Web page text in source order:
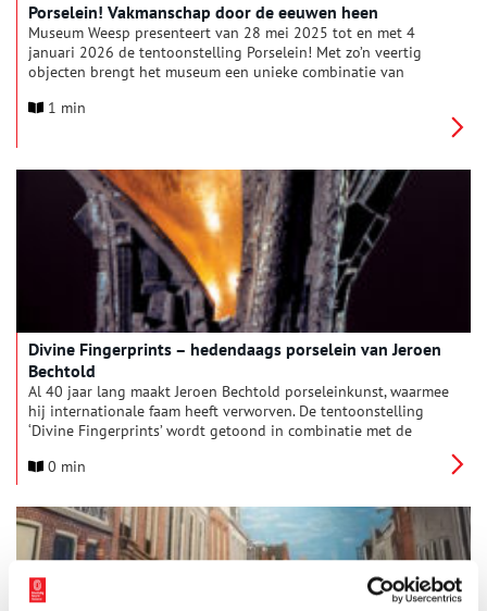
Porselein! Vakmanschap door de eeuwen heen
Museum Weesp presenteert van 28 mei 2025 tot en met 4
januari 2026 de tentoonstelling Porselein! Met zo’n veertig
objecten brengt het museum een unieke combinatie van
porselein uit de 18de eeuw naast spraakmakend werk van
1 min
Divine Fingerprints – hedendaags porselein van Jeroen
Bechtold
Al 40 jaar lang maakt Jeroen Bechtold porseleinkunst, waarmee
hij internationale faam heeft verworven. De tentoonstelling
‘Divine Fingerprints’ wordt getoond in combinatie met de
Sypesteyn.
0 min